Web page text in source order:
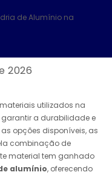
2026
utilizados na
a durabilidade e
opções disponíveis, as
combinação de
material tem ganhado
alumínio, oferecendo